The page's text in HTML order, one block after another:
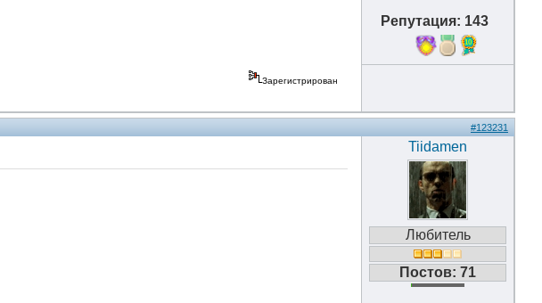
Репутация: 143
10
Зарегистрирован
#123231
Tiidamen
Любитель
Постов: 71